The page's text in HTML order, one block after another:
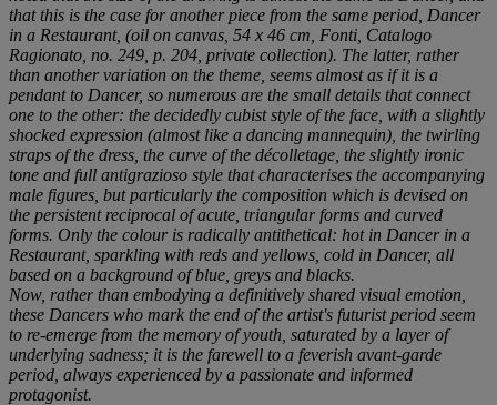
that this is the case for another piece from the same period, Dancer
in a Restaurant, (oil on canvas, 54 x 46 cm, Fonti, Catalogo
Ragionato , no. 249, p. 204, private collection). The latter, rather
than another variation on the theme, seems almost as if it is a
pendant to Dancer, so numerous are the small details that connect
one to the other: the decidedly cubist style of the face, with a slightly
shocked expression (almost like a dancing mannequin), the twirling
straps of the dress, the curve of the décolletage, the slightly ironic
tone and full antigrazioso style that characterises the accompanying
male figures, but particularly the composition which is devised on
the persistent reciprocal of acute, triangular forms and curved
forms. Only the colour is radically antithetical: hot in Dancer in a
Restaurant, sparkling with reds and yellows, cold in Dancer, all
based on a background of blue, greys and blacks.
Now, rather than embodying a definitively shared visual emotion,
these Dancers who mark the end of the artist's futurist period seem
to re-emerge from the memory of youth, saturated by a layer of
underlying sadness; it is the farewell to a feverish avant-garde
period, always experienced by a passionate and informed
protagonist.